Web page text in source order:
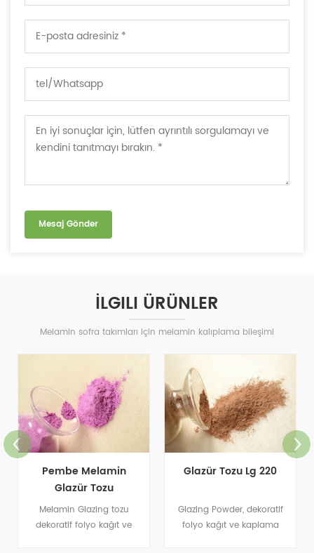
İLGILI ÜRÜNLER
Melamin sofra takımları için melamin kalıplama bileşimi
Pembe Melamin
Glazür Tozu
Melamin Glazing tozu
dekoratif folyo kağıt ve
Glazür Tozu Lg 220
Glazing Powder, dekoratif
folyo kağıt ve kaplama